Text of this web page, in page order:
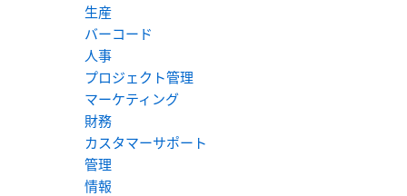
生産
バーコード
人事
プロジェクト管理
マーケティング
財務
カスタマーサポート
管理
情報